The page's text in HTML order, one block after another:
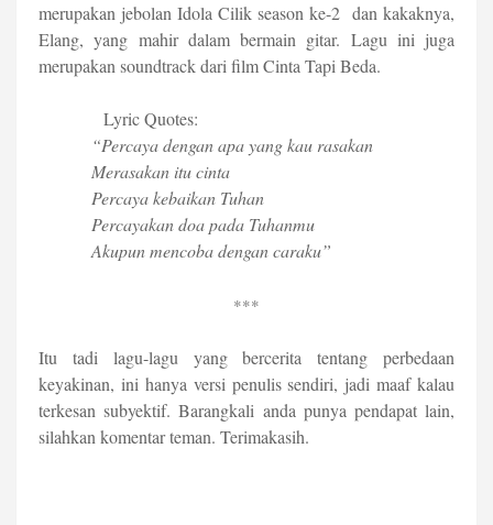
merupakan jebolan Idola Cilik season ke-2 dan kakaknya,
Elang, yang mahir dalam bermain gitar. Lagu ini juga
merupakan soundtrack dari film Cinta Tapi Beda.
Lyric Quotes:
“Percaya dengan apa yang kau rasakan
Merasakan itu cinta
Percaya kebaikan Tuhan
Percayakan doa pada Tuhanmu
Akupun mencoba dengan caraku”
***
Itu tadi lagu-lagu yang bercerita tentang perbedaan
keyakinan, ini hanya versi penulis sendiri, jadi maaf kalau
terkesan subyektif. Barangkali anda punya pendapat lain,
silahkan komentar teman. Terimakasih.